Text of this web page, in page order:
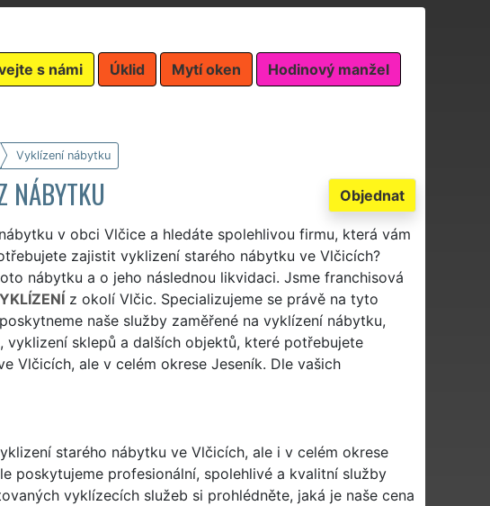
s námi Úklid Mytí oken Hodinový manžel
Vyklízení nábytku
Objednat
NÁBYTKU
v obci Vlčice a hledáte spolehlivou firmu, která vám
zajistit vyklizení starého nábytku ve Vlčicích?
nábytku a o jeho následnou likvidaci. Jsme franchisová
z okolí Vlčic. Specializujeme se právě na tyto
naše služby zaměřené na vyklízení nábytku,
vyklizení sklepů a dalších objektů, které potřebujete
Vlčicích, ale v celém okrese Jeseník. Dle vašich
starého nábytku ve Vlčicích, ale i v celém okrese
poskytujeme profesionální, spolehlivé a kvalitní služby
vyklízecích služeb si prohlédněte, jaká je naše cena